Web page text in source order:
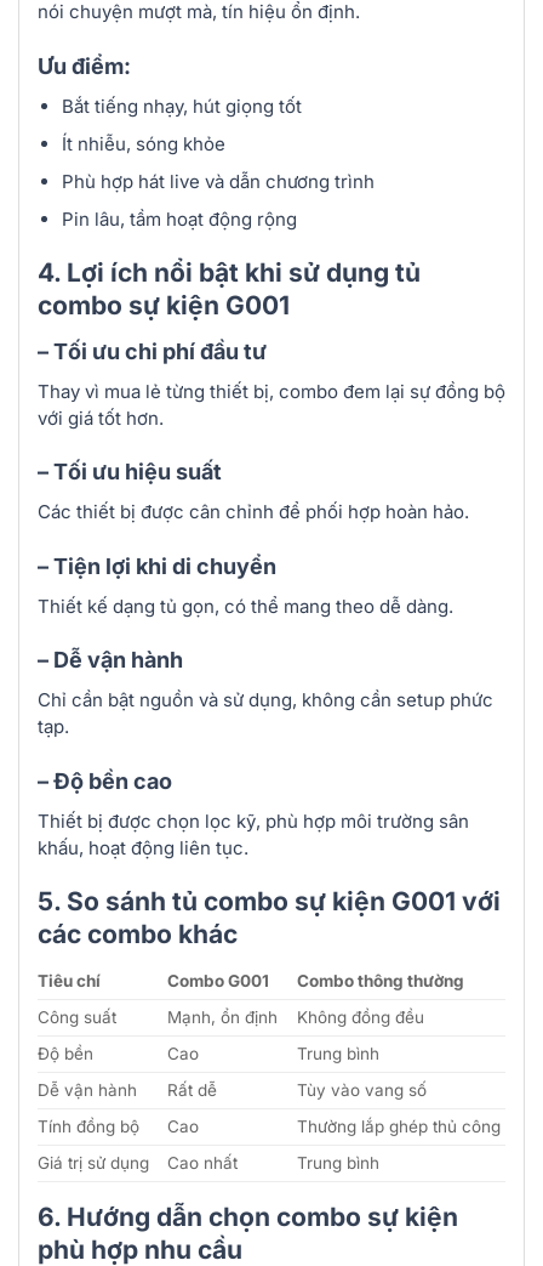
nói chuyện mượt mà, tín hiệu ổn định.
Ưu điểm:
Bắt tiếng nhạy, hút giọng tốt
Ít nhiễu, sóng khỏe
Phù hợp hát live và dẫn chương trình
Pin lâu, tầm hoạt động rộng
4. Lợi ích nổi bật khi sử dụng tủ
combo sự kiện G001
– Tối ưu chi phí đầu tư
Thay vì mua lẻ từng thiết bị, combo đem lại sự đồng bộ
với giá tốt hơn.
– Tối ưu hiệu suất
Các thiết bị được cân chỉnh để phối hợp hoàn hảo.
– Tiện lợi khi di chuyển
Thiết kế dạng tủ gọn, có thể mang theo dễ dàng.
– Dễ vận hành
Chỉ cần bật nguồn và sử dụng, không cần setup phức
tạp.
– Độ bền cao
Thiết bị được chọn lọc kỹ, phù hợp môi trường sân
khấu, hoạt động liên tục.
5. So sánh tủ combo sự kiện G001 với
các combo khác
Tiêu chí Combo G001
Combo thông thường
Công suất
Mạnh, ổn định
Không đồng đều
Độ bền
Cao
Trung bình
Dễ vận hành
Rất dễ
Tùy vào vang số
Tính đồng bộ
Cao
Thường lắp ghép thủ công
Giá trị sử dụng
Cao nhất Trung bình
6. Hướng dẫn chọn combo sự kiện
phù hợp nhu cầu